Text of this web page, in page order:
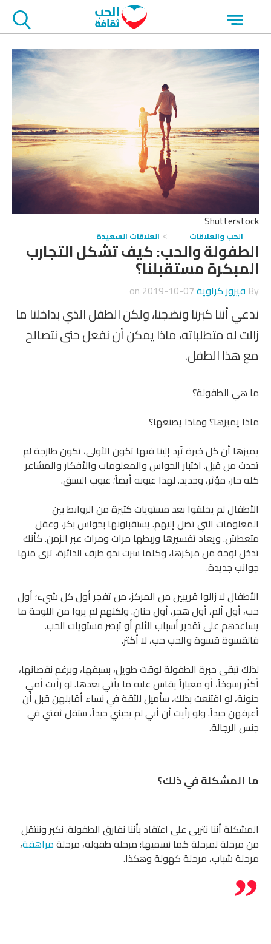
Open
menu
Shutterstock
الحب والعلاقات العلاقات السعيدة
الطفولة والحب: كيف تشكل التجارب
المبكرة مستقبلنا؟
By فيروز كراوية2019-10-07
ندعي أننا كبرنا ونضجنا، ولكن الطفل الذي بداخلنا ما
زالت له متطلباته، ماذا يمكن أن نفعل حتى نتصالح
مع هذا الطفل.
ما هي الطفولة؟
ماذا يميزها؟ وماذا يصنعها؟
يميزها أن كل خبرة تَرِد إلينا فيها تكون الأولى، تكون طازجة لم
تحدث من قبل. اختبار الحواس والمعلومات والأفكار والمشاعر
كله حار، مؤثر، وجديد. لهذا عيوبه أيضاً؛ عيوب السبق.
الأطفال لم يخلقوا بعد مستويات كثيرة من الروابط بين
المعلومات التي تصل إليهم. يستقبلونها بحواس بكر، وعقل
متعطش. ويعاد تفسيرها وربطها مرات ومرات عبر الزمن. كأنك
تدخل لوحة من مركزها، وكلما سرت نحو طرف الدائرة، ترى منها
جوانب جديدة.
الأطفال لا زالوا قريبين من المركز، من تفجر أول كل شيء؛ أول
حب، أول ألم، أول هجر، أول حنان. ولكنهم لم يروا من اللوحة ما
يساعدهم على تقدير أسباب الألم أو تبصر مستويات الحب.
فالقسوة قسوة والحب حب، لا أكثر.
لذلك تبقى خبرة الطفولة لوقت طويل، بسبقها، وبرغم نقصانها،
أكثر رسوخاً، أو معياراً يقاس عليه ما يأتي بعدها. لو رأيت أمي
حنونة، لو اقتنعت بذلك، سأميل للثقة في نساء أقابلهن قبل أن
أعرفهن جيداً. ولو رأيت أن أبي لم يحبني جيداً، ستقل ثقتي في
جنس الرجالة.
ما المشكلة في ذلك؟
المشكلة أننا نتربى على اعتقاد بأننا نفارق الطفولة. نكبر وننتقل
من مرحلة لمرحلة كما نسميها: مرحلة طفولة، مرحلةمراهقة،
مرحلة شباب، مرحلة كهولة وهكذا.